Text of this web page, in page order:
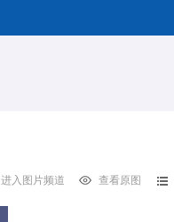
进入图片频道 查看原图